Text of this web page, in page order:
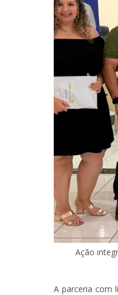
Ação
A parceria com